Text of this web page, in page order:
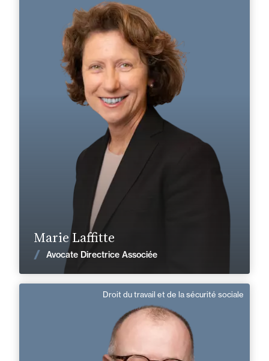
Marie Laffitte
Avocate Directrice Associée
Domaine d’expertises :
Droit du travail et de la sécurité sociale
+33 5 46 50 56 66
marie.laffitte@fidal.com
Voir les actualités
Droit du travail et de la sécurité sociale
Franck Pontruche
Domaine d’expertises :